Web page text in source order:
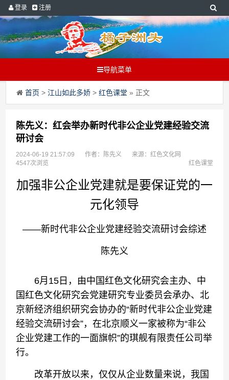
登录 注册
导航菜单
首页 >江山如此多娇 >红色课堂 » 正文
陈先义：红会举办新时代非公企业党建经验交流
研讨会
2024-06-19 21:57:09 作者：陈先义
来源：红色文化网
4547次浏览
红色课堂
加强非公企业党建就是要保证党的一
元化领导
——新时代非公企业党建经验交流研讨会综述
陈先义
6月15日，由中国红色文化研究会主办、中
国红色文化研究会党建研究专业委员会承办、北
京新经济组织研究会协办的“新时代非公企业党建
经验交流研讨会”，在北京顺义一家被称为“非公
企业党建工作的一面旗帜”的琪舰有限责任公司举
行。
改革开放以来，仅仅从企业数量来说，我国